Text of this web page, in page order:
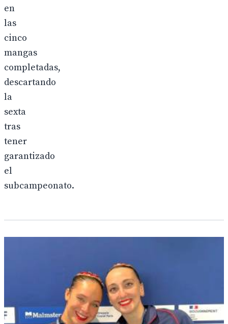
en
las
cinco
mangas
completadas,
descartando
la
sexta
tras
tener
garantizado
el
subcampeonato.